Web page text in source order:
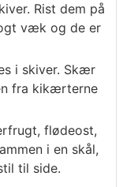
Rist dem på
væk og de er
i skiver. Skær
fra kikærterne
flødeost,
i en skål,
til side.